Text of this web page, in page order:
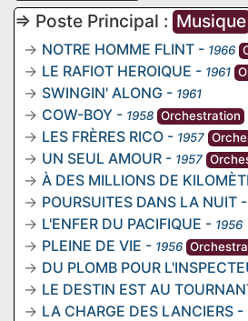
=> Poste Principal : Musique
NOTRE HOMME FLINT - 1966
LE RAFIOT HEROIQUE - 1961
SWINGIN' ALONG - 1961
COW-BOY - 1958 Orchestration
LES FRÈRES RICO - 1957
UN SEUL AMOUR - 1957
À DES MILLIONS DE
POURSUITES DANS LA NUIT -
L'ENFER DU PACIFIQUE - 1956
PLEINE DE VIE - 1956
DU PLOMB POUR
LE DESTIN EST AU
LA CHARGE DES LANCIERS -